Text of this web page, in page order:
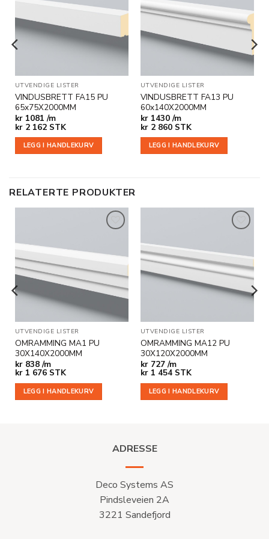
UTVENDIGE LISTER
VINDUSBRETT FA15 PU
65x75X2000MM
kr1081 /m
kr2 162 STK
LEGG I HANDLEKURV
ønskeliste
UTVENDIGE LISTER
VINDUSBRETT FA13 PU
60x140X2000MM
kr1430 /m
kr2 860 STK
LEGG I HANDLEKURV
RELATERTE PRODUKTER
UTVENDIGE LISTER
OMRAMMING MA1 PU
30X140X2000MM
kr838 /m
kr1 676 STK
LEGG I HANDLEKURV
ønskeliste
UTVENDIGE LISTER
OMRAMMING MA12 PU
30X120X2000MM
kr727 /m
kr1 454 STK
LEGG I HANDLEKURV
ADRESSE
Deco Systems AS
Pindsleveien 2A
3221 Sandefjord